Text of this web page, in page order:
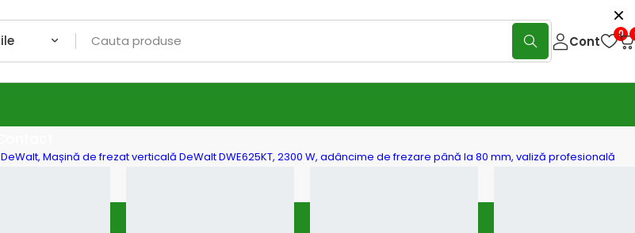
Cont 0
DeWalt, Mașină de frezat verticală DeWalt DWE625KT, 2300 W, adâncime de frezare până la 80 mm, valiză profesională